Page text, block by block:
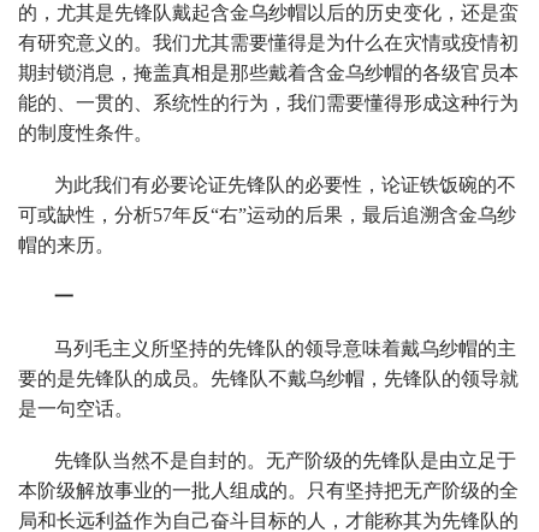
的，尤其是先锋队戴起含金乌纱帽以后的历史变化，还是蛮
有研究意义的。我们尤其需要懂得是为什么在灾情或疫情初
期封锁消息，掩盖真相是那些戴着含金乌纱帽的各级官员本
能的、一贯的、系统性的行为，我们需要懂得形成这种行为
的制度性条件。
为此我们有必要论证先锋队的必要性，论证铁饭碗的不
可或缺性，分析57年反“右”运动的后果，最后追溯含金乌纱
帽的来历。
一
马列毛主义所坚持的先锋队的领导意味着戴乌纱帽的主
要的是先锋队的成员。先锋队不戴乌纱帽，先锋队的领导就
是一句空话。
先锋队当然不是自封的。无产阶级的先锋队是由立足于
本阶级解放事业的一批人组成的。只有坚持把无产阶级的全
局和长远利益作为自己奋斗目标的人，才能称其为先锋队的